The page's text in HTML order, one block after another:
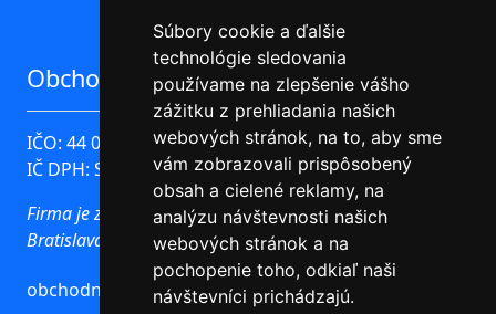
Súbory cookie a ďalšie
technológie sledovania
používame na zlepšenie vášho
zážitku z prehliadania našich
webových stránok, na to, aby sme
vám zobrazovali prispôsobený
obsah a cielené reklamy, na
analýzu návštevnosti našich
webových stránok a na
pochopenie toho, odkiaľ naši
návštevníci prichádzajú.
Obchodné údaje
IČO: 44 096 780
IČ DPH: SK2022576743
Firma je zapísaná v Obchodnom registri Okresného súdu
Bratislava I oddiel Sro, Vložka číslo: 51631/B
obchodné podmienky